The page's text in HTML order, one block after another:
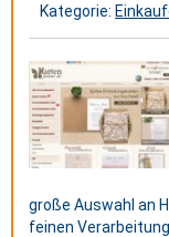
Kategorie:
große Auswahl an
feinen